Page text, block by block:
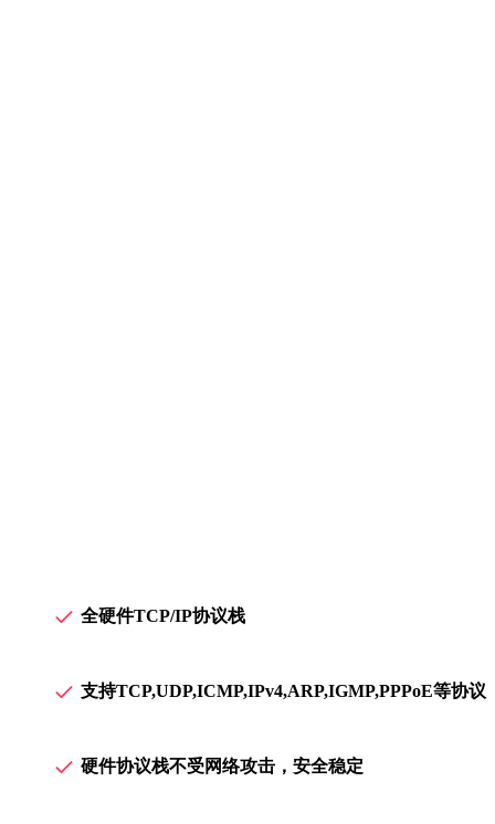
全硬件TCP/IP协议栈
支持TCP,UDP,ICMP,IPv4,ARP,IGMP,PPPoE等协议
硬件协议栈不受网络攻击，安全稳定